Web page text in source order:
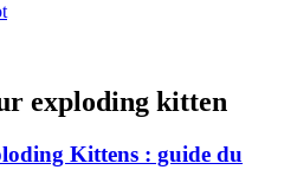
exploding kitten
Kittens : guide du